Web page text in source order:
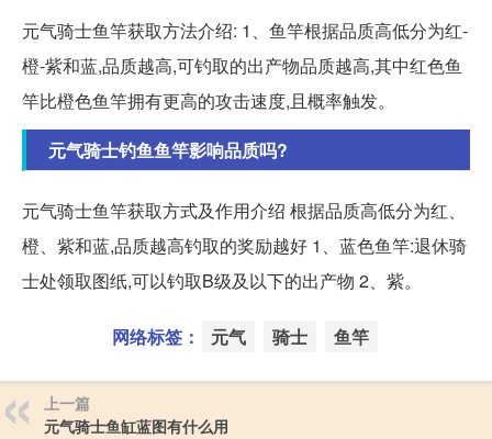
元气骑士鱼竿获取方法介绍: 1、鱼竿根据品质高低分为红-
橙-紫和蓝,品质越高,可钓取的出产物品质越高,其中红色鱼
竿比橙色鱼竿拥有更高的攻击速度,且概率触发。
元气骑士钓鱼鱼竿影响品质吗?
元气骑士鱼竿获取方式及作用介绍 根据品质高低分为红、
橙、紫和蓝,品质越高钓取的奖励越好 1、蓝色鱼竿:退休骑
士处领取图纸,可以钓取B级及以下的出产物 2、紫。
网络标签： 元气 骑士 鱼竿
上一篇
元气骑士鱼缸蓝图有什么用